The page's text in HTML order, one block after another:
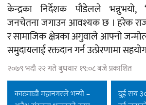
केन्द्रका निर्देशक पौडेलले भन्नुभयो,
जनचेतना जगाउन आवश्यक छ । हरेक
र सामाजिक क्षेत्रका अगुवाले आफ्नो
समुदायलाई रक्तदान गर्न उत्प्रेरणामा
२०७९ भदौ २२ गते बुधवार १९:०८ बजे प्रकाशित
काठमाडौं महानगरले भन्यो –
दुई सय